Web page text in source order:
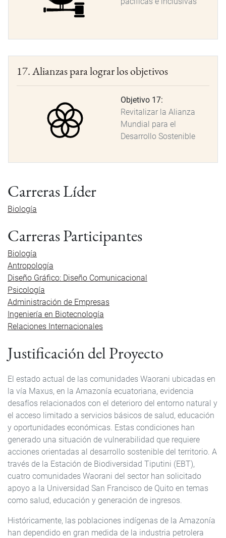
17. Alianzas para lograr los objetivos
Objetivo 17:
Revitalizar la Alianza
Mundial para el
Desarrollo Sostenible
Carreras Líder
Biología
Carreras Participantes
Biología
Antropología
Diseño Gráfico: Diseño Comunicacional
Psicología
Administración de Empresas
Ingeniería en Biotecnología
Relaciones Internacionales
Justificación del Proyecto
El estado actual de las comunidades Waorani ubicadas en
la vía Maxus, en la Amazonía ecuatoriana, evidencia
desafíos relacionados con el deterioro del entorno natural y
el acceso limitado a servicios básicos de salud, educación
y oportunidades económicas. Estas condiciones han
generado una situación de vulnerabilidad que requiere
acciones orientadas al desarrollo sostenible del territorio. A
través de la Estación de Biodiversidad Tiputini (EBT),
cuatro comunidades Waorani del sector han solicitado
apoyo a la Universidad San Francisco de Quito en temas
como salud, educación y generación de ingresos.
Históricamente, las poblaciones indígenas de la Amazonía
han dependido en gran medida de la industria petrolera